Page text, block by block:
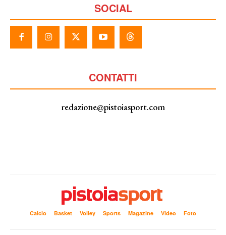
SOCIAL
CONTATTI
redazione@pistoiasport.com
Calcio Basket Volley Sports Magazine Video Foto